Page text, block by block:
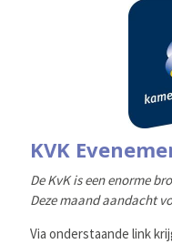
KVK
De KvK is een enorme
Deze maand aandacht
Via onderstaande link